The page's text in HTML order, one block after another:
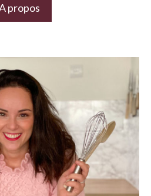
propos